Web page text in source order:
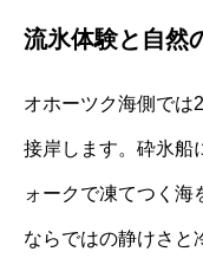
流氷体験と自然
オホーツク海側では
接岸します。砕氷船
ォークで凍てつく海
ならではの静けさと